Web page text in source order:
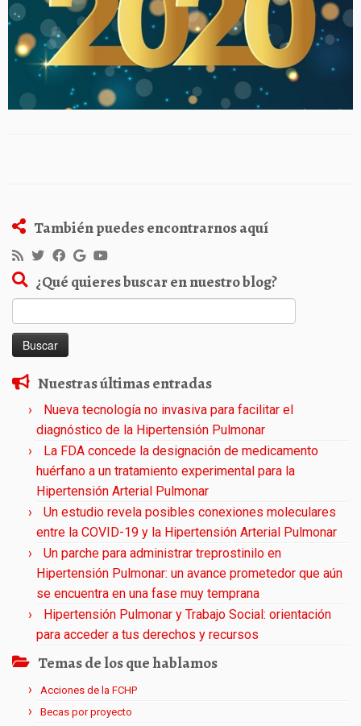
También puedes encontrarnos aquí
¿Qué quieres buscar en nuestro blog?
Nuestras últimas entradas
Nueva tecnología no invasiva para facilitar el
diagnóstico de la Hipertensión Pulmonar
La FDA concede la designación de medicamento
huérfano a un tratamiento experimental para la
Hipertensión Arterial Pulmonar
Un estudio revela posibles conexiones moleculares
entre la COVID-19 y la Hipertensión Arterial Pulmonar
Un parche para administrar treprostinilo en
Hipertensión Pulmonar: un avance prometedor que aún
se encuentra en una fase muy temprana
Hipertensión Pulmonar y Trabajo Social: orientación
para acceder a tus derechos y recursos
Temas de los que hablamos
Acciones de la FCHP
Becas por proyecto